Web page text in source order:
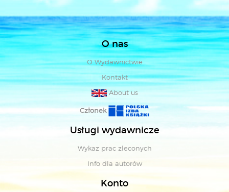
O nas
O Wydawnictwie
Kontakt
About us
Członek
Usługi wydawnicze
Wykaz prac zleconych
Info dla autorów
Konto